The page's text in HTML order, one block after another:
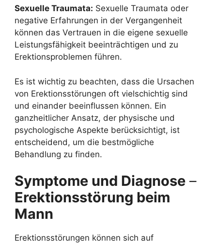
Sexuelle Traumata: Sexuelle Traumata oder
negative Erfahrungen in der Vergangenheit
können das Vertrauen in die eigene sexuelle
Leistungsfähigkeit beeinträchtigen und zu
Erektionsproblemen führen.
Es ist wichtig zu beachten, dass die Ursachen
von Erektionsstörungen oft vielschichtig sind
und einander beeinflussen können. Ein
ganzheitlicher Ansatz, der physische und
psychologische Aspekte berücksichtigt, ist
entscheidend, um die bestmögliche
Behandlung zu finden.
Symptome und Diagnose –
Erektionsstörung beim
Mann
Erektionsstörungen können sich auf